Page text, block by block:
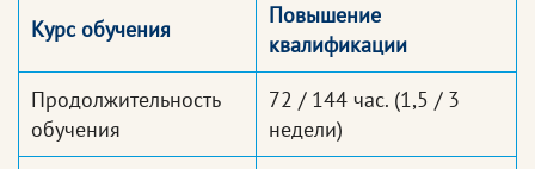
Курс обучения
Повышение
квалификации
Продолжительность
обучения
72 / 144 час. (1,5 / 3
недели)